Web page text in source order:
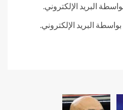
البريد الإلكتروني.
البريد الإلكتروني.